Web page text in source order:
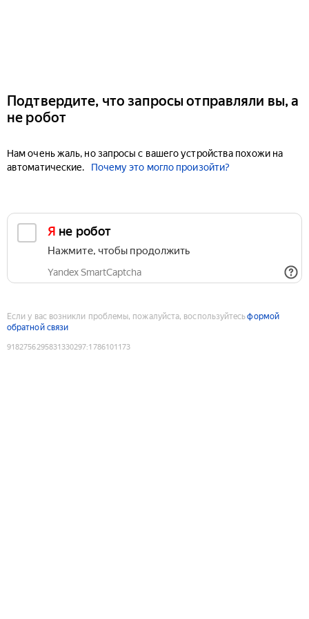
Подтвердите, что запросы отправляли вы, а
не робот
Нам очень жаль, но запросы с вашего устройства похожи на
автоматические.
Почему это могло произойти?
Я не робот
Нажмите, чтобы продолжить
Yandex SmartCaptcha
Если у вас возникли проблемы, пожалуйста, воспользуйтесьформой
обратной связи
9182756295831330297:1786101173